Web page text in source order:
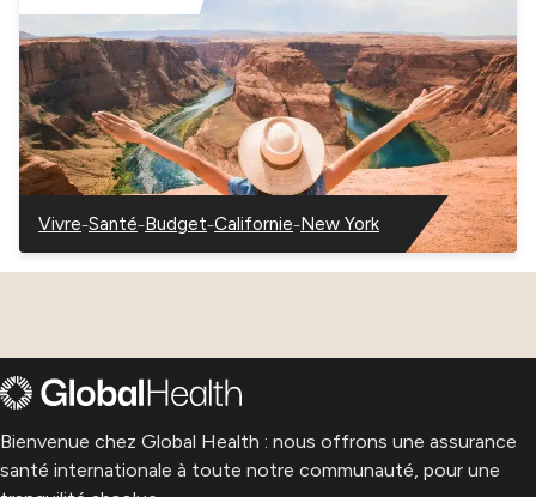
Vivre
–
États-
Unis
–Santé
–
États-
Unis
–Budget
–
États-
Unis
–Californie
–
États-
Unis
–New York
–
États-
Unis
Bienvenue chez Global Health : nous offrons une assurance
santé internationale à toute notre communauté, pour une